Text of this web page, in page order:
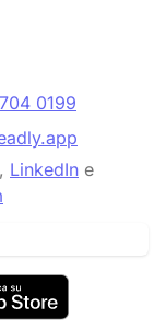
0199
, LinkedIn e